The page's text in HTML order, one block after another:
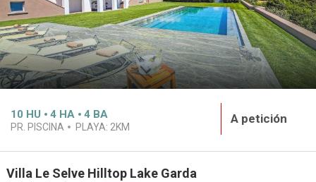
10 HU 4 HA 4 BA
PR. PISCINA PLAYA: 2KM
A petición
Villa Le Selve Hilltop Lake Garda